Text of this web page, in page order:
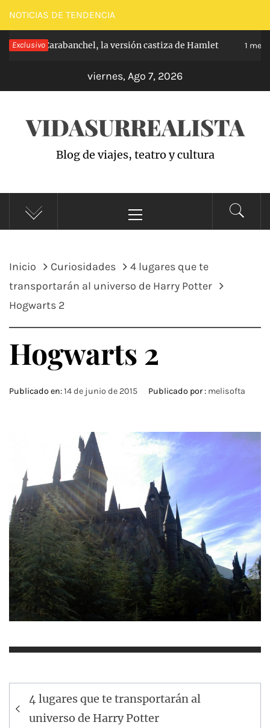
Saltar
al
contenido
NOTICIAS DE TENDENCIA
Exclusivo
de Carabanchel, la versión castiza de Hamlet 1 mes
viernes, Ago 7, 2026
VIDASURREALISTA
Blog de viajes, teatro y cultura
principal
Inicio Curiosidades
4 lugares que te
transportarán al universo de Harry Potter
Hogwarts 2
Hogwarts 2
Publicado en:14 de junio de 2015 Publicado por : melisofta
Navegación
de
4 lugares que te transportarán al
universo de Harry Potter